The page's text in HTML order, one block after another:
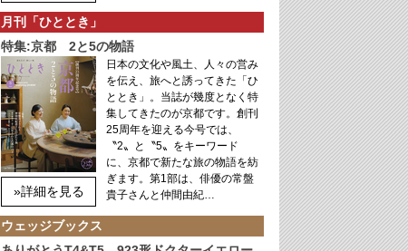
月刊「ひととき」
特集:京都 2と5の物語
»詳細を見る
日本の文化や風土、人々の営み
を伝え、旅へと誘ってきた「ひ
ととき」。当誌が幾度となく特
集してきたのが京都です。創刊
25周年を迎える今号では、
〝2〟と〝5〟をキーワード
に、京都で新たな旅の物語を紡
ぎます。第1部は、俳優の常盤
貴子さんと仲間由紀…
ウェッジブックス